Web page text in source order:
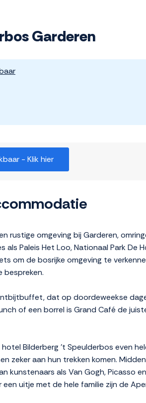
Garderen
- Klik hier
rustige omgeving bij Garderen,
Paleis Het Loo, Nationaal Park De
om de bosrijke omgeving te
bespreken.
dat op doordeweekse
of een borrel is Grand Café de
Bilderberg 't Speulderbos even
zeker aan hun trekken komen.
kunstenaars als Van Gogh, Picasso
uitje met de hele familie zijn de